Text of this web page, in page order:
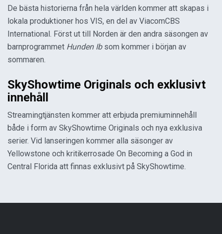
De bästa historierna från hela världen kommer att skapas i
lokala produktioner hos VIS, en del av ViacomCBS
International. Först ut till Norden är den andra säsongen av
barnprogrammet Hunden Ibsom kommer i början av
sommaren.
SkyShowtime Originals och exklusivt
innehåll
Streamingtjänsten kommer att erbjuda premiuminnehåll
både i form av SkyShowtime Originals och nya exklusiva
serier. Vid lanseringen kommer alla säsonger av
Yellowstone och kritikerrosade On Becoming a God in
Central Florida att finnas exklusivt på SkyShowtime.